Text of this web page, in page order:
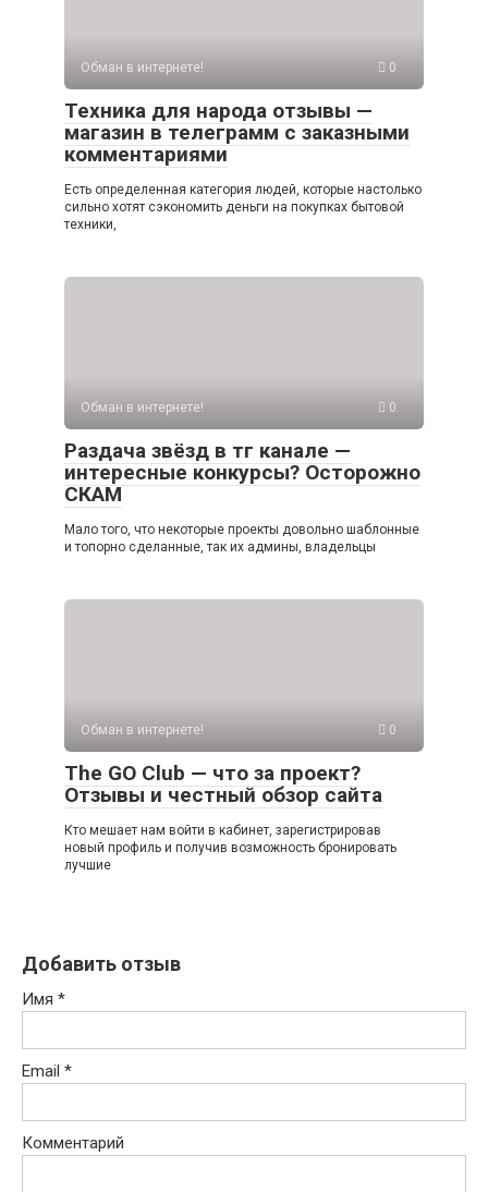
Обман в интернете! 0
Техника для народа отзывы —
магазин в телеграмм с заказными
комментариями
Есть определенная категория людей, которые настолько
сильно хотят сэкономить деньги на покупках бытовой
техники,
Обман в интернете! 0
Раздача звёзд в тг канале —
интересные конкурсы? Осторожно
СКАМ
Мало того, что некоторые проекты довольно шаблонные
и топорно сделанные, так их админы, владельцы
Обман в интернете! 0
The GO Club — что за проект?
Отзывы и честный обзор сайта
Кто мешает нам войти в кабинет, зарегистрировав
новый профиль и получив возможность бронировать
лучшие
Добавить отзыв
Имя *
Email *
Комментарий